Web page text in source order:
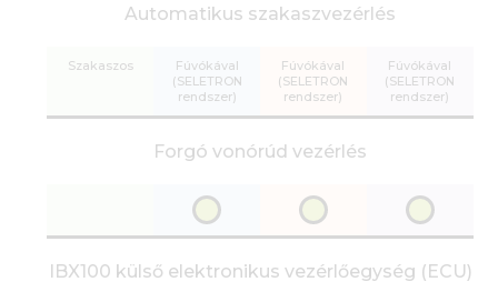
Automatikus szakaszvezérlés
Szakaszos
Fúvókával
(SELETRON
rendszer)
Fúvókával
(SELETRON
rendszer)
Fúvókával
(SELETRON
rendszer)
Forgó vonórúd vezérlés
IBX100 külső elektronikus vezérlőegység (ECU)